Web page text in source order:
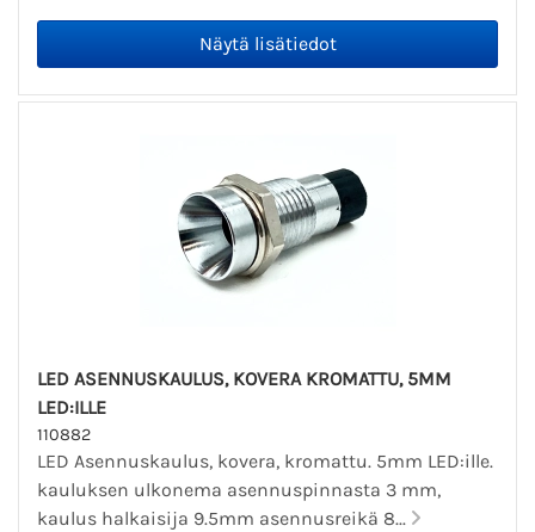
LED ASENNUSKAULUS, KOVERA KROMATTU, 5MM
LED:ILLE
110882
LED Asennuskaulus, kovera, kromattu. 5mm LED:ille.
kauluksen ulkonema asennuspinnasta 3 mm,
kaulus halkaisija 9.5mm asennusreikä 8...